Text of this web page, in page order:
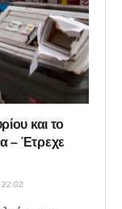
και το
– Έτρεχε